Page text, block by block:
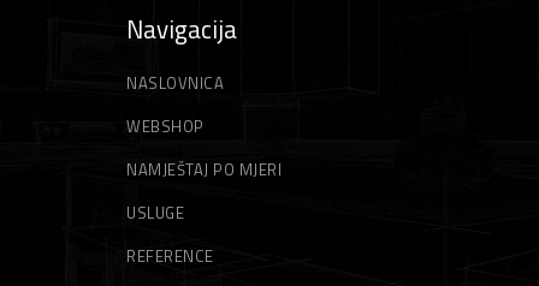
Navigacija
NASLOVNICA
WEBSHOP
NAMJEŠTAJ PO MJERI
USLUGE
REFERENCE